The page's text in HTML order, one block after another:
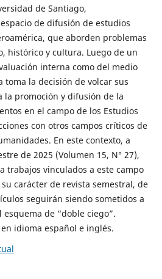
de Santiago,
de difusión de estudios
que aborden problemas
histórico y cultura. Luego de un
interna como del medio
toma la decisión de volcar sus
la promoción y difusión de la
en el campo de los Estudios
con otros campos críticos de
En este contexto, a
de 2025 (Volumen 15, N° 27),
trabajos vinculados a este campo
carácter de revista semestral, de
seguirán siendo sometidos a
de “doble ciego”.
idioma español e inglés.